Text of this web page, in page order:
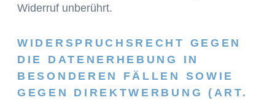
Widerruf unberührt.
WIDERSPRUCHSRECHT GEGEN
DIE DATENERHEBUNG IN
BESONDEREN FÄLLEN SOWIE
GEGEN DIREKTWERBUNG (ART.